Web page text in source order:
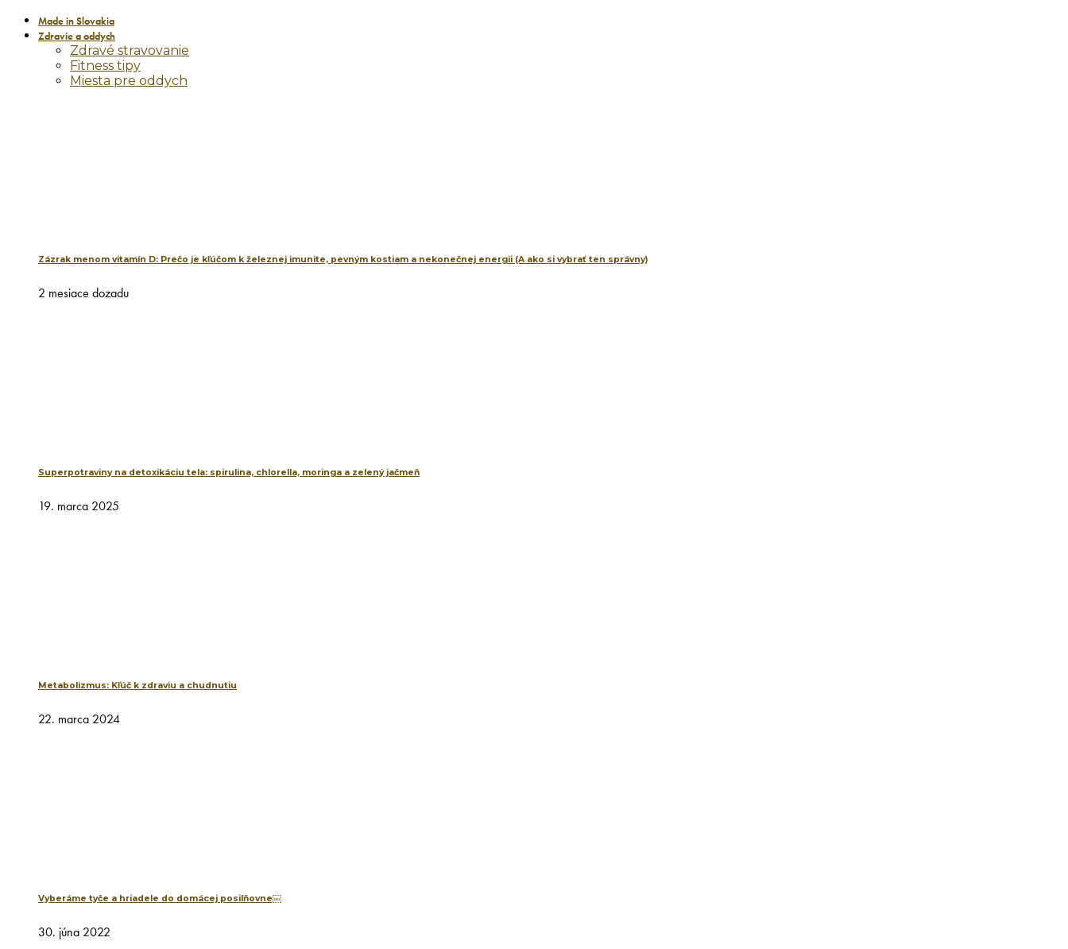
Made in Slovakia
Zdravie a oddych
Zdravé stravovanie
Fitness tipy
Miesta pre oddych
Zázrak menom vitamín D: Prečo je kľúčom k železnej imunite, pevným kostiam a nekonečnej energii (A ako si vybrať ten správny)
2 mesiace dozadu
Superpotraviny na detoxikáciu tela: spirulina, chlorella, moringa a zelený jačmeň
19. marca 2025
Metabolizmus: Kľúč k zdraviu a chudnutiu
22. marca 2024
Vyberáme tyče a hriadele do domácej posilňovne￼
30. júna 2022